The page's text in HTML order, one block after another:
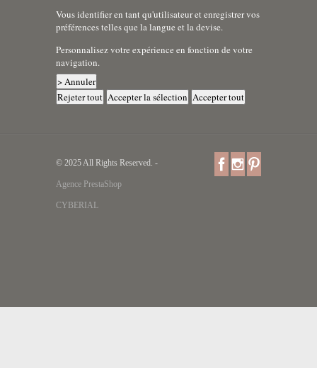
Vous identifier en tant qu'utilisateur et enregistrer vos
préférences telles que la langue et la devise.
Personnalisez votre expérience en fonction de votre
navigation.
> Annuler
Rejeter tout Accepter la sélection Accepter tout
© 2025 All Rights Reserved. -
Agence PrestaShop
CYBERIAL